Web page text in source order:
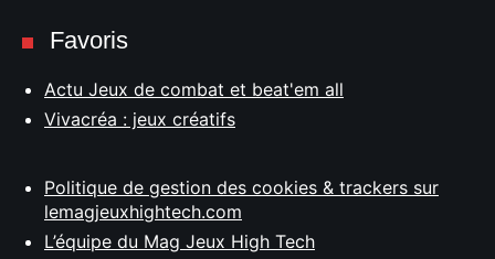
Favoris
Actu Jeux de combat et beat'em all
Vivacréa : jeux créatifs
Politique de gestion des cookies & trackers sur
lemagjeuxhightech.com
L’équipe du Mag Jeux High Tech